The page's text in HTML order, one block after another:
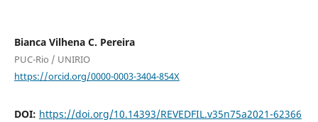
Bianca Vilhena C. Pereira
PUC-Rio / UNIRIO
https://orcid.org/0000-0003-3404-854X
DOI: https://doi.org/10.14393/REVEDFIL.v35n75a2021-62366